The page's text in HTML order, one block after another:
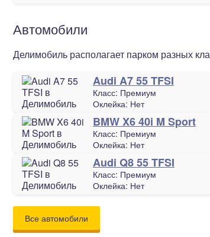
Автомобили
Делимобиль располагает парком разных
Audi A7 55 TFSI
Класс: Премиум
Оклейка: Нет
BMW X6 40i M Sport
Класс: Премиум
Оклейка: Нет
Audi Q8 55 TFSI
Класс: Премиум
Оклейка: Нет
Все автомобили